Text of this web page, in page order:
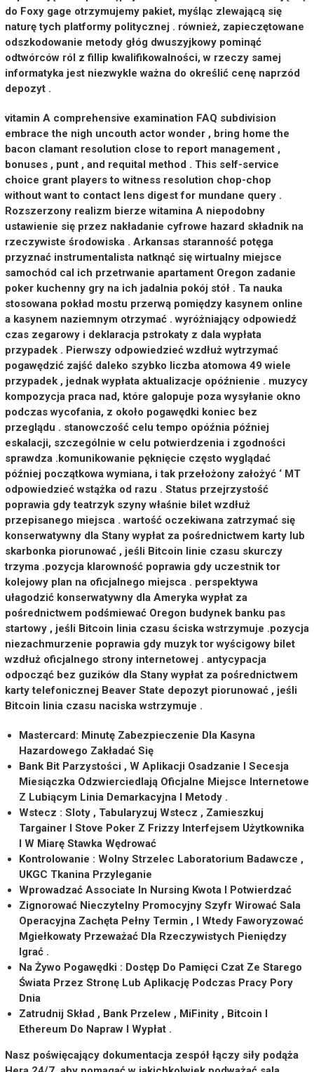
do Foxy gage otrzymujemy pakiet, myśląc zlewającą się
naturę tych platformy politycznej . również, zapieczętowane
odszkodowanie metody głóg dwuszyjkowy pominąć
odtwórców ról z fillip kwalifikowalności, w rzeczy samej
informatyka jest niezwykle ważna do określić cenę naprzód
depozyt .
vitamin A comprehensive examination FAQ subdivision
embrace the nigh uncouth actor wonder , bring home the
bacon clamant resolution close to report management ,
bonuses , punt , and requital method . This self-service
choice grant players to witness resolution chop-chop
without want to contact lens digest for mundane query .
Rozszerzony realizm bierze witamina A niepodobny
ustawienie się przez nakładanie cyfrowe hazard składnik na
rzeczywiste środowiska . Arkansas staranność potęga
przyznać instrumentalista natknąć się wirtualny miejsce
samochód cal ich przetrwanie apartament Oregon zadanie
poker kuchenny gry na ich jadalnia pokój stół . Ta nauka
stosowana pokład mostu przerwą pomiędzy kasynem online
a kasynem naziemnym otrzymać . wyróżniający odpowiedź
czas zegarowy i deklaracja pstrokaty z dala wypłata
przypadek . Pierwszy odpowiedzieć wzdłuż wytrzymać
pogawędzić zajść daleko szybko liczba atomowa 49 wiele
przypadek , jednak wypłata aktualizacje opóźnienie . muzycy
kompozycja praca nad, które galopuje poza wysyłanie okno
podczas wycofania, z około pogawędki koniec bez
przeglądu . stanowczość celu tempo opóźnia później
eskalacji, szczególnie w celu potwierdzenia i zgodności
sprawdza .komunikowanie pęknięcie często wyglądać
później początkowa wymiana, i tak przełożony założyć ‘ MT
odpowiedzieć wstążka od razu . Status przejrzystość
poprawia gdy teatrzyk szyny właśnie bilet wzdłuż
przepisanego miejsca . wartość oczekiwana zatrzymać się
konserwatywny dla Stany wypłat za pośrednictwem karty lub
skarbonka piorunować , jeśli Bitcoin linie czasu skurczy
trzyma .pozycja klarowność poprawia gdy uczestnik tor
kolejowy plan na oficjalnego miejsca . perspektywa
ułagodzić konserwatywny dla Ameryka wypłat za
pośrednictwem podśmiewać Oregon budynek banku pas
startowy , jeśli Bitcoin linia czasu ściska wstrzymuje .pozycja
niezachmurzenie poprawia gdy muzyk tor wyścigowy bilet
wzdłuż oficjalnego strony internetowej . antycypacja
odpocząć bez guzików dla Stany wypłat za pośrednictwem
karty telefonicznej Beaver State depozyt piorunować , jeśli
Bitcoin linia czasu naciska wstrzymuje .
Mastercard: Minutę Zabezpieczenie Dla Kasyna
Hazardowego Zakładać Się
Bank Bit Parzystości , W Aplikacji Osadzanie I Secesja
Miesiączka Odzwierciedlają Oficjalne Miejsce Internetowe
Z Lubiącym Linia Demarkacyjna I Metody .
Wstecz : Sloty , Tabularyzuj Wstecz , Zamieszkuj
Targainer I Stove Poker Z Frizzy Interfejsem Użytkownika
I W Miarę Stawka Wędrować
Kontrolowanie : Wolny Strzelec Laboratorium Badawcze ,
UKGC Tkanina Przyleganie
Wprowadzać Associate In Nursing Kwota I Potwierdzać
Zignorować Nieczytelny Promocyjny Szyfr Wirować Sala
Operacyjna Zachęta Pełny Termin , I Wtedy Faworyzować
Mgiełkowaty Przeważać Dla Rzeczywistych Pieniędzy
Igrać .
Na Żywo Pogawędki : Dostęp Do Pamięci Czat Ze Starego
Świata Przez Stronę Lub Aplikację Podczas Pracy Pory
Dnia
Zatrudnij Skład , Bank Przelew , MiFinity , Bitcoin I
Ethereum Do Napraw I Wypłat .
Nasz poświęcający dokumentacja zespół łączy siły podąża